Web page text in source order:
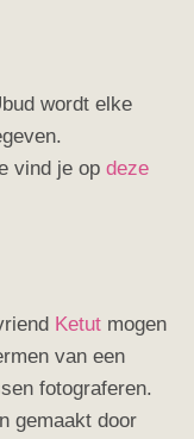
wordt elke
vind je op deze
Ketut mogen
van een
fotograferen.
gemaakt door